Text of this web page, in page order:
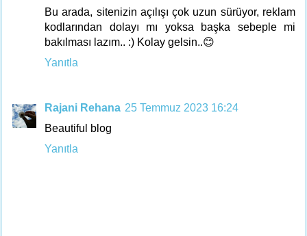
Bu arada, sitenizin açılışı çok uzun sürüyor, reklam
kodlarından dolayı mı yoksa başka sebeple mi
bakılması lazım.. :) Kolay gelsin..😊
Yanıtla
Rajani Rehana 25 Temmuz 2023 16:24
Beautiful blog
Yanıtla